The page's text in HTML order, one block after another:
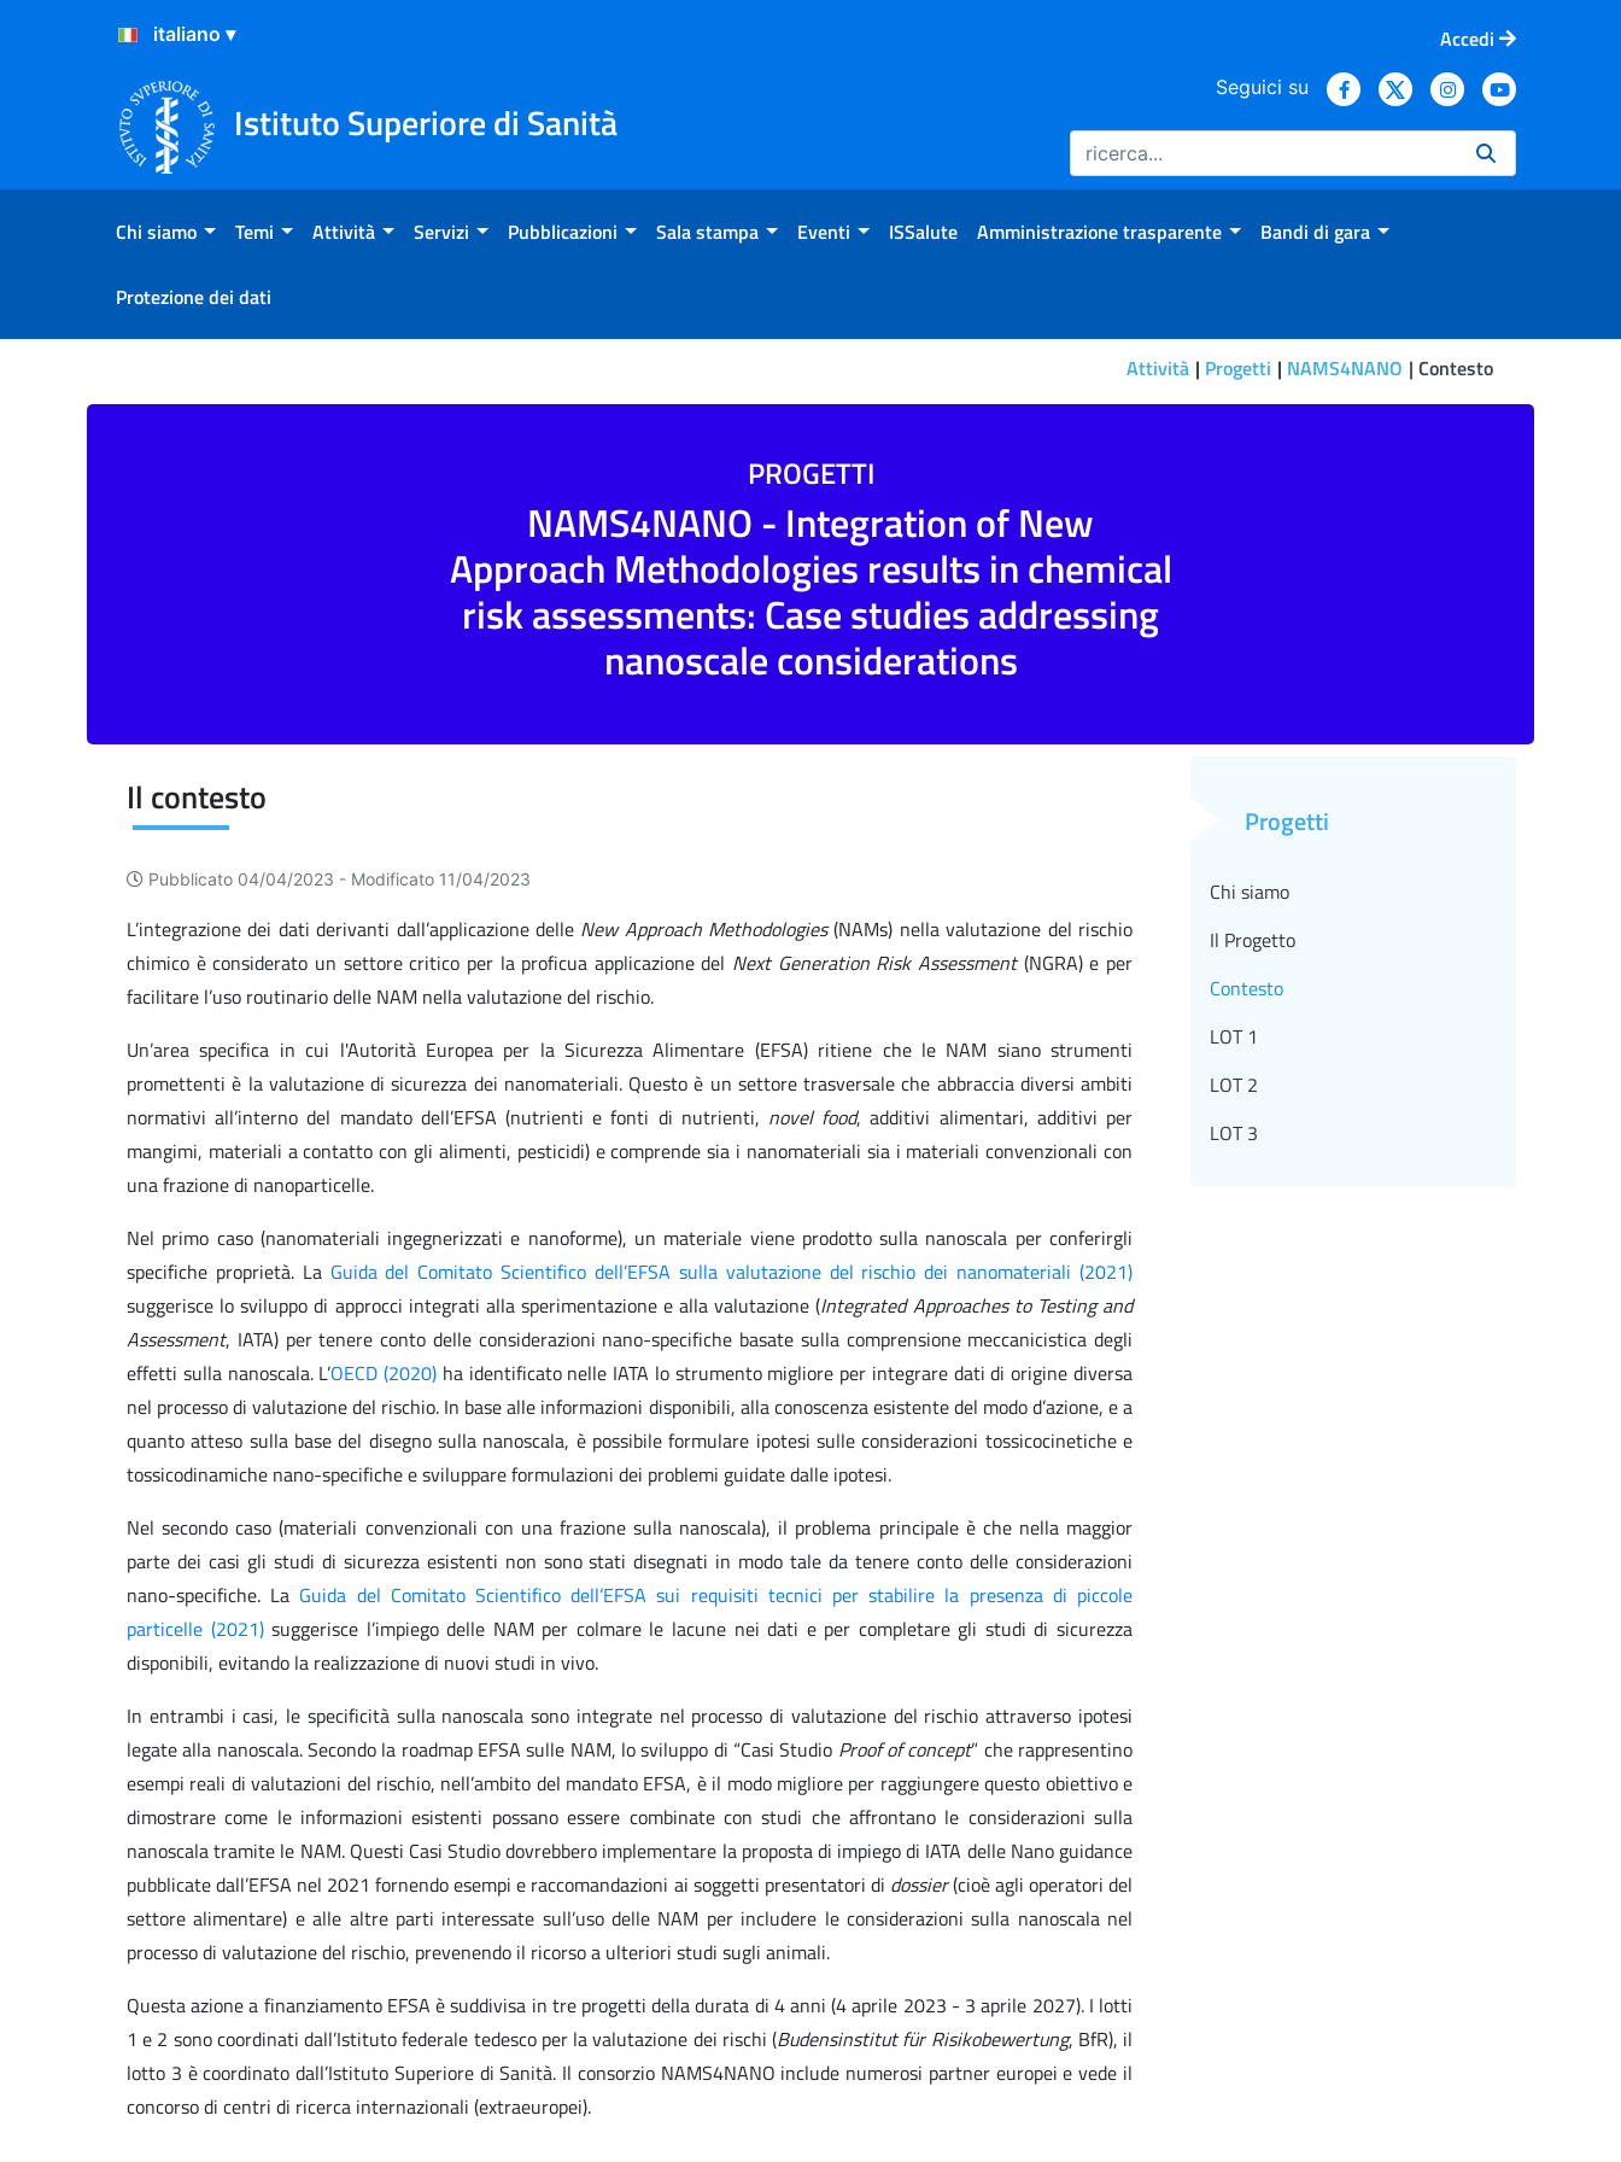
Salta al Contenuto
Salta al Footer
Accedi
Istituto Superiore di Sanità
Seguici su
Chi siamo Temi Attività Servizi Pubblicazioni Sala stampa Eventi ISSalute Amministrazione trasparente Bandi di gara
Protezione dei dati
Attività Progetti NAMS4NANO Contesto
Contesto
PROGETTI
NAMS4NANO - Integration of New
Approach Methodologies results in chemical
risk assessments: Case studies addressing
nanoscale considerations
Il contesto
Pubblicato 04/04/2023 - Modificato 11/04/2023
L’integrazione dei dati derivanti dall’applicazione delle New Approach Methodologies(NAMs) nella valutazione del rischio
chimico è considerato un settore critico per la proficua applicazione del Next Generation Risk Assessment(NGRA) e per
facilitare l’uso routinario delle NAM nella valutazione del rischio.
Un’area specifica in cui l'Autorità Europea per la Sicurezza Alimentare (EFSA) ritiene che le NAM siano strumenti
promettenti è la valutazione di sicurezza dei nanomateriali. Questo è un settore trasversale che abbraccia diversi ambiti
normativi all’interno del mandato dell’EFSA (nutrienti e fonti di nutrienti, novel food, additivi alimentari, additivi per
mangimi, materiali a contatto con gli alimenti, pesticidi) e comprende sia i nanomateriali sia i materiali convenzionali con
una frazione di nanoparticelle.
Nel primo caso (nanomateriali ingegnerizzati e nanoforme), un materiale viene prodotto sulla nanoscala per conferirgli
specifiche proprietà. La Guida del Comitato Scientifico dell’EFSA sulla valutazione del rischio dei nanomateriali (2021)
suggerisce lo sviluppo di approcci integrati alla sperimentazione e alla valutazione (Integrated Approaches to Testing and
Assessment, IATA) per tenere conto delle considerazioni nano-specifiche basate sulla comprensione meccanicistica degli
effetti sulla nanoscala. L’OECD (2020) ha identificato nelle IATA lo strumento migliore per integrare dati di origine diversa
nel processo di valutazione del rischio. In base alle informazioni disponibili, alla conoscenza esistente del modo d’azione, e a
quanto atteso sulla base del disegno sulla nanoscala, è possibile formulare ipotesi sulle considerazioni tossicocinetiche e
tossicodinamiche nano-specifiche e sviluppare formulazioni dei problemi guidate dalle ipotesi.
Nel secondo caso (materiali convenzionali con una frazione sulla nanoscala), il problema principale è che nella maggior
parte dei casi gli studi di sicurezza esistenti non sono stati disegnati in modo tale da tenere conto delle considerazioni
nano-specifiche. La Guida del Comitato Scientifico dell’EFSA sui requisiti tecnici per stabilire la presenza di piccole
particelle (2021)suggerisce l’impiego delle NAM per colmare le lacune nei dati e per completare gli studi di sicurezza
disponibili, evitando la realizzazione di nuovi studi in vivo.
In entrambi i casi, le specificità sulla nanoscala sono integrate nel processo di valutazione del rischio attraverso ipotesi
legate alla nanoscala. Secondo la roadmap EFSA sulle NAM, lo sviluppo di “Casi Studio Proof of concept” che rappresentino
esempi reali di valutazioni del rischio, nell’ambito del mandato EFSA, è il modo migliore per raggiungere questo obiettivo e
dimostrare come le informazioni esistenti possano essere combinate con studi che affrontano le considerazioni sulla
nanoscala tramite le NAM. Questi Casi Studio dovrebbero implementare la proposta di impiego di IATA delle Nano guidance
pubblicate dall’EFSA nel 2021 fornendo esempi e raccomandazioni ai soggetti presentatori di dossier(cioè agli operatori del
settore alimentare) e alle altre parti interessate sull’uso delle NAM per includere le considerazioni sulla nanoscala nel
processo di valutazione del rischio, prevenendo il ricorso a ulteriori studi sugli animali.
Questa azione a finanziamento EFSA è suddivisa in tre progetti della durata di 4 anni (4 aprile 2023 - 3 aprile 2027). I lotti
1 e 2 sono coordinati dall’Istituto federale tedesco per la valutazione dei rischi (Budensinstitut für Risikobewertung, BfR), il
lotto 3 è coordinato dall’Istituto Superiore di Sanità. Il consorzio NAMS4NANO include numerosi partner europei e vede il
concorso di centri di ricerca internazionali (extraeuropei).
Progetti
Chi siamo
Il Progetto
Contesto
LOT 1
LOT 2
LOT 3